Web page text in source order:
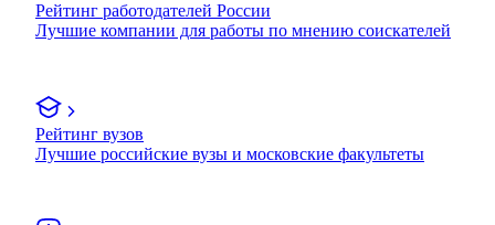
Рейтинг работодателей России
Лучшие компании для работы по мнению соискателей
Рейтинг вузов
Лучшие российские вузы и московские факультеты